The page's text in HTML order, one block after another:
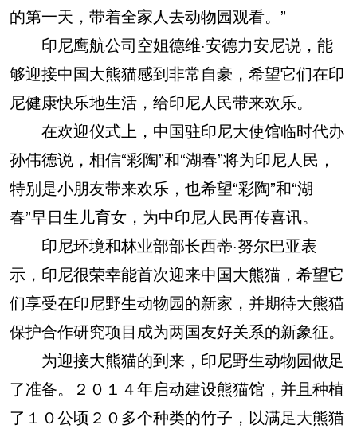
的第一天，带着全家人去动物园观看。”
印尼鹰航公司空姐德维·安德力安尼说，能
够迎接中国大熊猫感到非常自豪，希望它们在印
尼健康快乐地生活，给印尼人民带来欢乐。
在欢迎仪式上，中国驻印尼大使馆临时代办
孙伟德说，相信“彩陶”和“湖春”将为印尼人民，
特别是小朋友带来欢乐，也希望“彩陶”和“湖
春”早日生儿育女，为中印尼人民再传喜讯。
印尼环境和林业部部长西蒂·努尔巴亚表
示，印尼很荣幸能首次迎来中国大熊猫，希望它
们享受在印尼野生动物园的新家，并期待大熊猫
保护合作研究项目成为两国友好关系的新象征。
为迎接大熊猫的到来，印尼野生动物园做足
了准备。２０１４年启动建设熊猫馆，并且种植
了１０公顷２０多个种类的竹子，以满足大熊猫